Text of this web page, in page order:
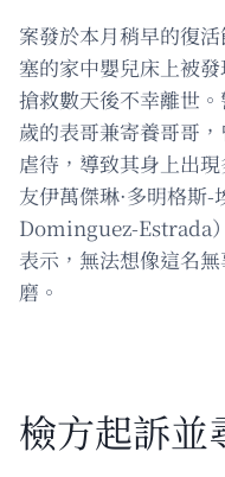
案發於本月稍早的復
塞的家中嬰兒床上被
搶救數天後不幸離世
歲的表哥兼寄養哥哥
虐待，導致其身上出
友伊萬傑琳·多明格斯
Dominguez-Estrada
表示，無法想像這名
磨。
檢方起訴並